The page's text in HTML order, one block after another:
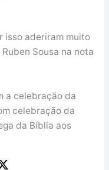
isso aderiram muito
Sousa na nota
a celebração da
celebração da
da Bíblia aos